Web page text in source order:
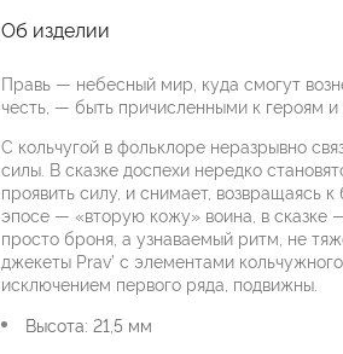
Об изделии
Правь — небесный мир, куда смогут
честь, — быть причисленными к героям и
С кольчугой в фольклоре неразрывно
силы. В сказке доспехи нередко
проявить силу, и снимает, возвращаясь
эпосе — «вторую кожу» воина, в сказке
просто броня, а узнаваемый ритм, не
джекеты Prav’ с элементами
исключением первого ряда, подвижны.
Высота: 21,5 мм